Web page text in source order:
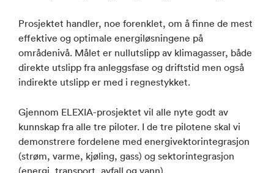
Prosjektet handler, noe forenklet, om å finne de mest
effektive og optimale energiløsningene på
områdenivå. Målet er nullutslipp av klimagasser, både
direkte utslipp fra anleggsfase og driftstid men også
indirekte utslipp er med i regnestykket.
Gjennom ELEXIA-prosjektet vil alle nyte godt av
kunnskap fra alle tre piloter. I de tre pilotene skal vi
demonstrere fordelene med energivektorintegrasjon
(strøm, varme, kjøling, gass) og sektorintegrasjon
(energi, transport, avfall og vann).